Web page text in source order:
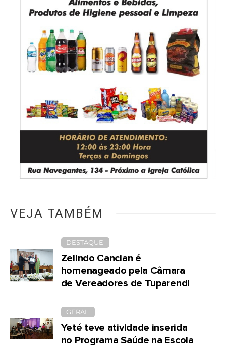
VEJA TAMBÉM
DESTAQUE
Zelindo Cancian é
homenageado pela Câmara
de Vereadores de Tuparendi
GERAL
Yeté teve atividade inserida
no Programa Saúde na Escola